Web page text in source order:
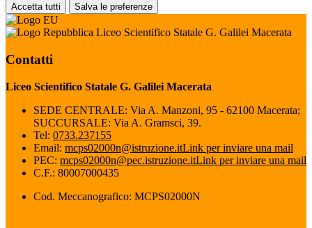
Accetta tutti Salva le preferenze
Liceo Scientifico Statale G. Galilei Macerata
Contatti
Liceo Scientifico Statale G. Galilei Macerata
SEDE CENTRALE: Via A. Manzoni, 95 - 62100 Macerata;
SUCCURSALE: Via A. Gramsci, 39.
Tel: 0733.237155
Email: mcps02000n@istruzione.itLink per inviare una mail
PEC: mcps02000n@pec.istruzione.itLink per inviare una mail
C.F.: 80007000435
Cod. Meccanografico: MCPS02000N